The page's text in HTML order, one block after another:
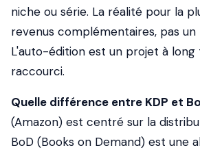
niche ou série. La réalité pour la
revenus complémentaires, pas
L'auto-édition est un projet à long
raccourci.
Quelle différence entre KDP et
(Amazon) est centré sur la
BoD (Books on Demand) est une